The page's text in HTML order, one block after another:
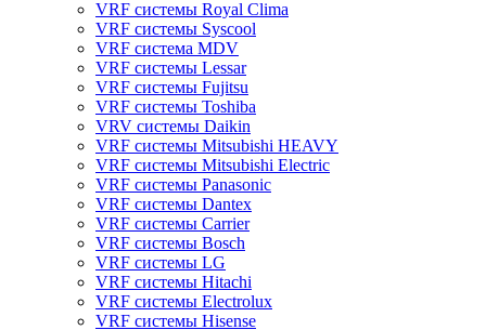
VRF системы Royal Clima
VRF системы Syscool
VRF система MDV
VRF системы Lessar
VRF системы Fujitsu
VRF системы Toshiba
VRV системы Daikin
VRF системы Mitsubishi HEAVY
VRF системы Mitsubishi Electric
VRF системы Panasonic
VRF системы Dantex
VRF системы Carrier
VRF системы Bosch
VRF системы LG
VRF системы Hitachi
VRF системы Electrolux
VRF системы Hisense